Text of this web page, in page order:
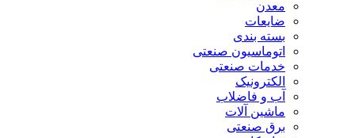
معدن
ضایعات
بسته بندی
اتوماسیون صنعتی
خدمات صنعتی
الکترونیک
آب و فاضلاب
ماشین آلات
برق صنعتی